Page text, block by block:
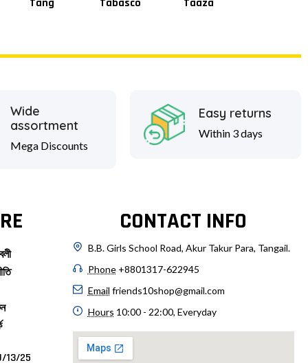
Tabasco Taaza Square
Wide
assortment
Mega Discounts
Easy returns
Within 3 days
13/25
CONTACT INFO
B.B. Girls School Road, Akur Takur Para, Tangail.
Phone +8801317-622945
Email friends10shop@gmail.com
Hours 10:00 - 22:00, Everyday